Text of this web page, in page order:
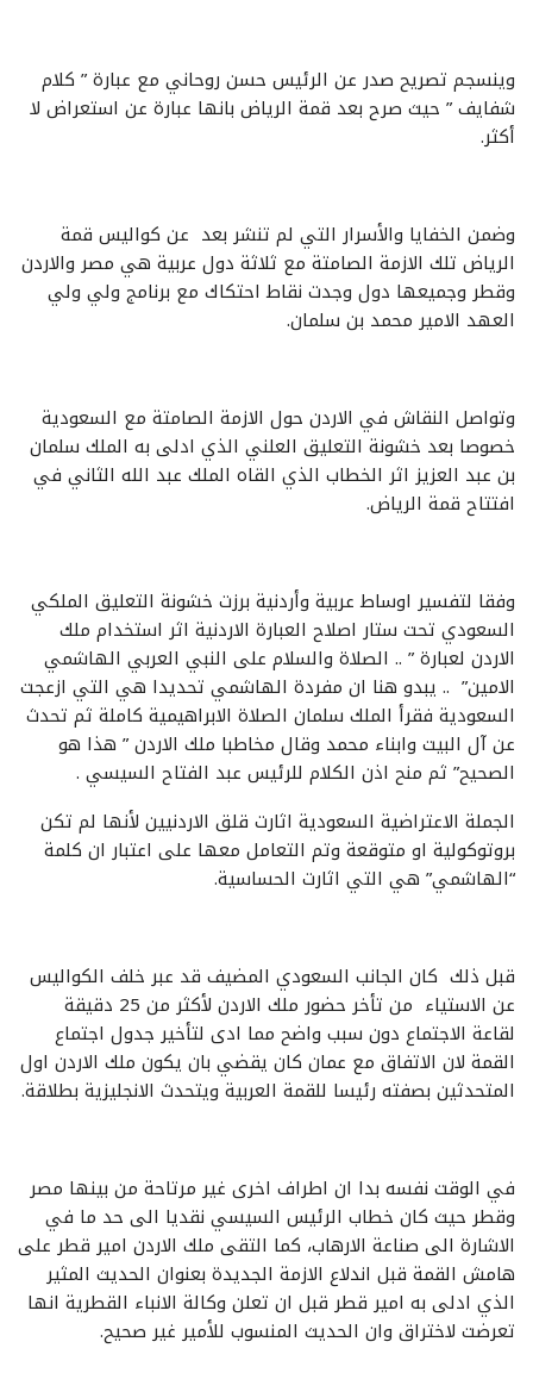
وينسجم تصريح صدر عن الرئيس حسن روحاني مع عبارة ” كلام
شفايف ” حيث صرح بعد قمة الرياض بانها عبارة عن استعراض لا
أكثر.
وضمن الخفايا والأسرار التي لم تنشر بعد عن كواليس قمة
الرياض تلك الازمة الصامتة مع ثلاثة دول عربية هي مصر والاردن
وقطر وجميعها دول وجدت نقاط احتكاك مع برنامج ولي ولي
العهد الامير محمد بن سلمان.
وتواصل النقاش في الاردن حول الازمة الصامتة مع السعودية
خصوصا بعد خشونة التعليق العلني الذي ادلى به الملك سلمان
بن عبد العزيز اثر الخطاب الذي القاه الملك عبد الله الثاني في
افتتاح قمة الرياض.
وفقا لتفسير اوساط عربية وأردنية برزت خشونة التعليق الملكي
السعودي تحت ستار اصلاح العبارة الاردنية اثر استخدام ملك
الاردن لعبارة ” .. الصلاة والسلام على النبي العربي الهاشمي
الامين” .. يبدو هنا ان مفردة الهاشمي تحديدا هي التي ازعجت
السعودية فقرأ الملك سلمان الصلاة الابراهيمية كاملة ثم تحدث
عن آل البيت وابناء محمد وقال مخاطبا ملك الاردن ” هذا هو
الصحيح” ثم منح اذن الكلام للرئيس عبد الفتاح السيسي .
الجملة الاعتراضية السعودية اثارت قلق الاردنيين لأنها لم تكن
بروتوكولية او متوقعة وتم التعامل معها على اعتبار ان كلمة
“الهاشمي” هي التي اثارت الحساسية.
قبل ذلك كان الجانب السعودي المضيف قد عبر خلف الكواليس
عن الاستياء من تأخر حضور ملك الاردن لأكثر من 25 دقيقة
لقاعة الاجتماع دون سبب واضح مما ادى لتأخير جدول اجتماع
القمة لان الاتفاق مع عمان كان يقضي بان يكون ملك الاردن اول
المتحدثين بصفته رئيسا للقمة العربية ويتحدث الانجليزية بطلاقة.
في الوقت نفسه بدا ان اطراف اخرى غير مرتاحة من بينها مصر
وقطر حيث كان خطاب الرئيس السيسي نقديا الى حد ما في
الاشارة الى صناعة الارهاب، كما التقى ملك الاردن امير قطر على
هامش القمة قبل اندلاع الازمة الجديدة بعنوان الحديث المثير
الذي ادلى به امير قطر قبل ان تعلن وكالة الانباء القطرية انها
تعرضت لاختراق وان الحديث المنسوب للأمير غير صحيح.